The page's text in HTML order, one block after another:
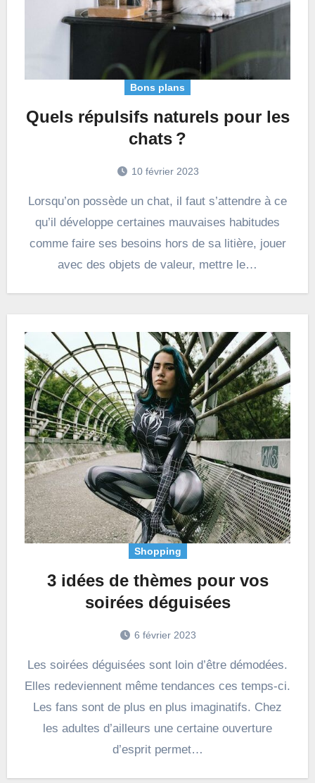
Bons plans
Quels répulsifs naturels pour les
chats ?
10 février 2023
Lorsqu’on possède un chat, il faut s’attendre à ce
qu’il développe certaines mauvaises habitudes
comme faire ses besoins hors de sa litière, jouer
avec des objets de valeur, mettre le…
Shopping
3 idées de thèmes pour vos
soirées déguisées
6 février 2023
Les soirées déguisées sont loin d’être démodées.
Elles redeviennent même tendances ces temps-ci.
Les fans sont de plus en plus imaginatifs. Chez
les adultes d’ailleurs une certaine ouverture
d’esprit permet…